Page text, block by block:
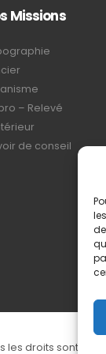
Missions
– Relevé
de conseil
les droits sont